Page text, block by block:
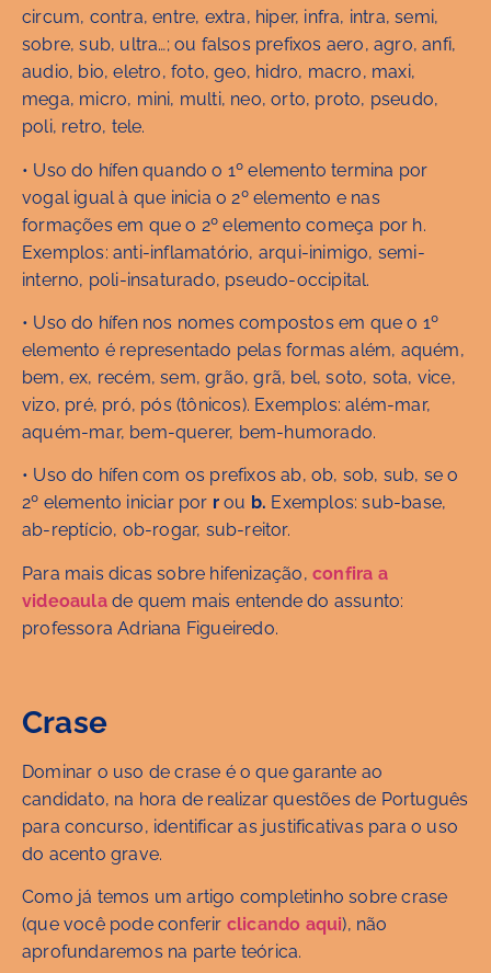
circum, contra, entre, extra, hiper, infra, intra, semi,
sobre, sub, ultra…; ou falsos prefixos aero, agro, anfi,
audio, bio, eletro, foto, geo, hidro, macro, maxi,
mega, micro, mini, multi, neo, orto, proto, pseudo,
poli, retro, tele.
• Uso do hífen quando o 1º elemento termina por
vogal igual à que inicia o 2º elemento e nas
formações em que o 2º elemento começa por h.
Exemplos: anti-inflamatório, arqui-inimigo, semi-
interno, poli-insaturado, pseudo-occipital.
• Uso do hífen nos nomes compostos em que o 1º
elemento é representado pelas formas além, aquém,
bem, ex, recém, sem, grão, grã, bel, soto, sota, vice,
vizo, pré, pró, pós (tônicos). Exemplos: além-mar,
aquém-mar, bem-querer, bem-humorado.
• Uso do hífen com os prefixos ab, ob, sob, sub, se o
2º elemento iniciar por r ou b. Exemplos: sub-base,
ab-reptício, ob-rogar, sub-reitor.
Para mais dicas sobre hifenização, confira a
videoaulade quem mais entende do assunto:
professora Adriana Figueiredo.
Crase
Dominar o uso de crase é o que garante ao
candidato, na hora de realizar questões de Português
para concurso, identificar as justificativas para o uso
do acento grave.
Como já temos um artigo completinho sobre crase
(que você pode conferir clicando aqui), não
aprofundaremos na parte teórica.